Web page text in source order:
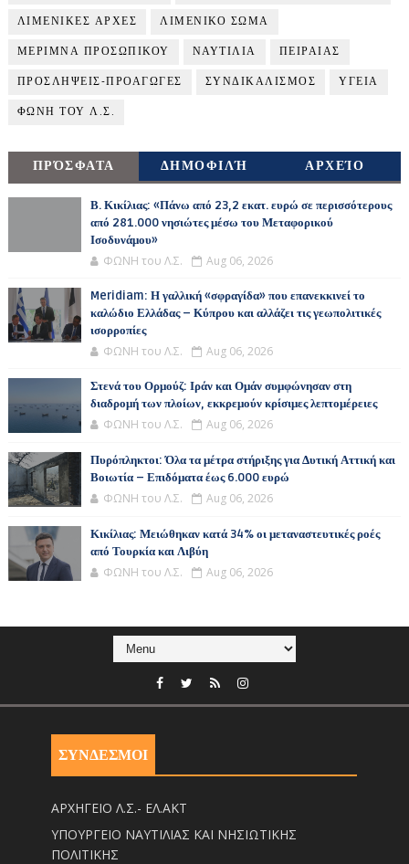
ΛΙΜΕΝΙΚΕΣ ΑΡΧΕΣ ΛΙΜΕΝΙΚΟ ΣΩΜΑ
ΜΕΡΙΜΝΑ ΠΡΟΣΩΠΙΚΟΥ ΝΑΥΤΙΛΙΑ ΠΕΙΡΑΙΑΣ
ΠΡΟΣΛΗΨΕΙΣ-ΠΡΟΑΓΩΓΕΣ ΣΥΝΔΙΚΑΛΙΣΜΟΣ ΥΓΕΙΑ
ΦΩΝΗ ΤΟΥ Λ.Σ.
ΠΡΌΣΦΑΤΑ ΔΗΜΟΦΙΛΉ ΑΡΧΕΊΟ
Β. Κικίλιας: «Πάνω από 23,2 εκατ. ευρώ σε περισσότερους
από 281.000 νησιώτες μέσω του Μεταφορικού
Ισοδυνάμου»
ΦΩΝΗ του Λ.Σ. Aug 06, 2026
Meridiam: Η γαλλική «σφραγίδα» που επανεκκινεί το
καλώδιο Ελλάδας – Κύπρου και αλλάζει τις γεωπολιτικές
ισορροπίες
ΦΩΝΗ του Λ.Σ. Aug 06, 2026
Στενά του Ορμούζ: Ιράν και Ομάν συμφώνησαν στη
διαδρομή των πλοίων, εκκρεμούν κρίσιμες λεπτομέρειες
ΦΩΝΗ του Λ.Σ. Aug 06, 2026
Πυρόπληκτοι: Όλα τα μέτρα στήριξης για Δυτική Αττική και
Βοιωτία – Επιδόματα έως 6.000 ευρώ
ΦΩΝΗ του Λ.Σ. Aug 06, 2026
Κικίλιας: Μειώθηκαν κατά 34% οι μεταναστευτικές ροές
από Τουρκία και Λιβύη
ΦΩΝΗ του Λ.Σ. Aug 06, 2026
ΣΥΝΔΕΣΜΟΙ
ΑΡΧΗΓΕΙΟ Λ.Σ.- ΕΛ.ΑΚΤ
ΥΠΟΥΡΓΕΙΟ ΝΑΥΤΙΛΙΑΣ ΚΑΙ ΝΗΣΙΩΤΙΚΗΣ
ΠΟΛΙΤΙΚΗΣ